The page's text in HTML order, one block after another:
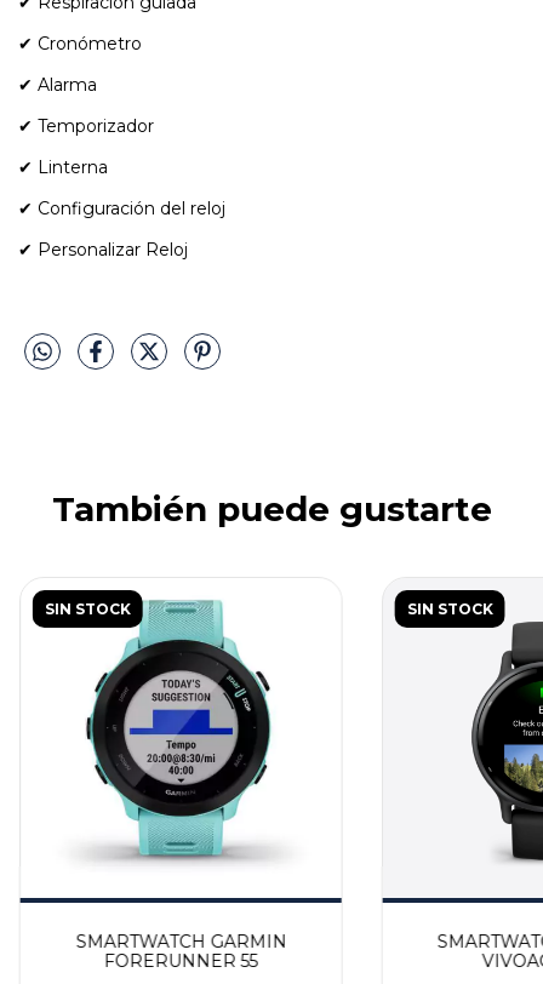
✔ Cronómetro
✔ Alarma
✔ Temporizador
✔ Linterna
✔ Configuración del reloj
✔ Personalizar Reloj
También puede gustarte
SIN STOCK
SMARTWATCH GARMIN
FORERUNNER 55
SIN STOCK